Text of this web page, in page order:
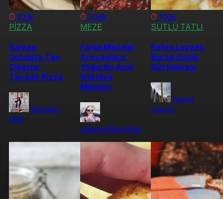
10dk
PİZZA
İtalyan
Ustalara Taş
Çıkartır:
Tavada Pizza
Bengisu
Erol
30dk
MEZE
Farklı Mezeler
Arayanlara:
Yoğurtlu Acılı
İstiridye
Mantarı
sineminfitmutfagi
10dk
SÜTLÜ TATLI
Enfes Lezzet:
Bursa Usulü
Süt Helvası
Ayten
Topcu